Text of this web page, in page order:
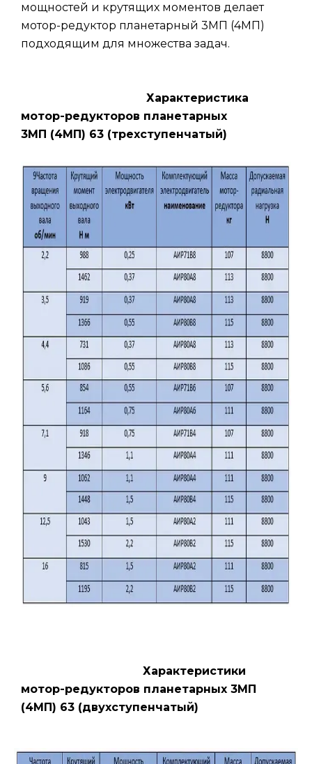
мощностей и крутящих моментов делает
мотор-редуктор планетарный 3МП (4МП)
подходящим для множества задач.
Характеристика
мотор-редукторов планетарных
3МП (4МП) 63 (трехступенчатый)
Характеристики
мотор-редукторов планетарных 3МП
(4МП) 63 (двухступенчатый)